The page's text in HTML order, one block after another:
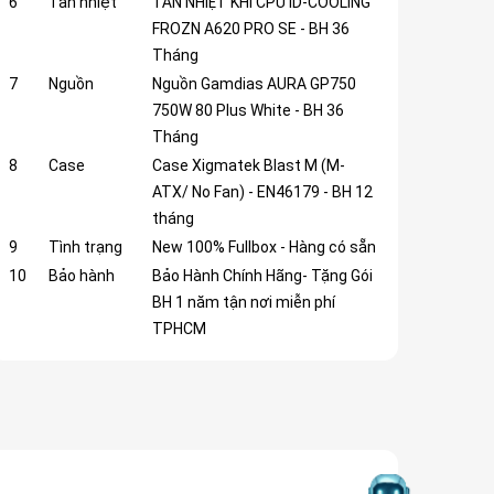
FROZN A620 PRO SE - BH 36
Tháng
7
Nguồn
Nguồn Gamdias AURA GP750
750W 80 Plus White - BH 36
Tháng
8
Case
Case Xigmatek Blast M (M-
ATX/ No Fan) - EN46179 - BH 12
tháng
9
Tình trạng
New 100% Fullbox - Hàng có sẵn
10
Bảo hành
Bảo Hành Chính Hãng- Tặng Gói
BH 1 năm tận nơi miễn phí
TPHCM